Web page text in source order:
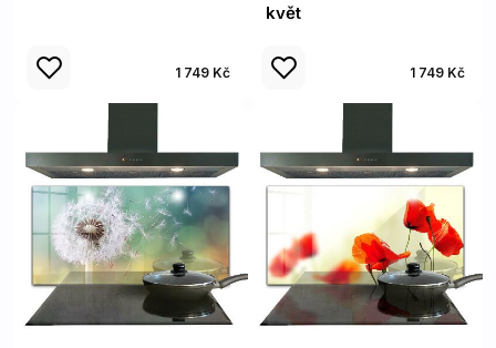
1 749 Kč
květ
1 749 Kč